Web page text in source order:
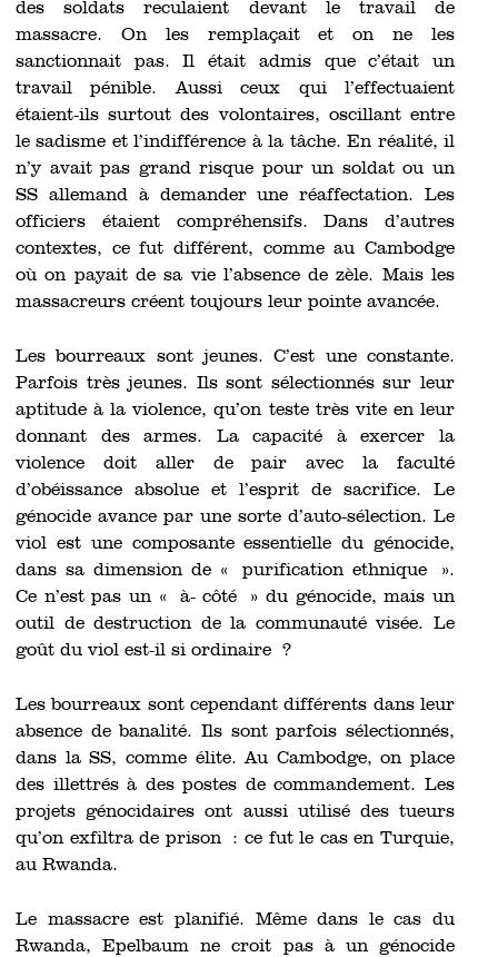
des soldats reculaient devant le travail de
massacre. On les remplaçait et on ne les
sanctionnait pas. Il était admis que c’était un
travail pénible. Aussi ceux qui l’effectuaient
étaient-ils surtout des volontaires, oscillant entre
le sadisme et l’indifférence à la tâche. En réalité, il
n’y avait pas grand risque pour un soldat ou un
SS allemand à demander une réaffectation. Les
officiers étaient compréhensifs. Dans d’autres
contextes, ce fut différent, comme au Cambodge
où on payait de sa vie l’absence de zèle. Mais les
massacreurs créent toujours leur pointe avancée.
Les bourreaux sont jeunes. C’est une constante.
Parfois très jeunes. Ils sont sélectionnés sur leur
aptitude à la violence, qu’on teste très vite en leur
donnant des armes. La capacité à exercer la
violence doit aller de pair avec la faculté
d’obéissance absolue et l’esprit de sacrifice. Le
génocide avance par une sorte d’auto-sélection. Le
viol est une composante essentielle du génocide,
dans sa dimension de « purification ethnique ».
Ce n’est pas un « à- côté » du génocide, mais un
outil de destruction de la communauté visée. Le
goût du viol est-il si ordinaire ?
Les bourreaux sont cependant différents dans leur
absence de banalité. Ils sont parfois sélectionnés,
dans la SS, comme élite. Au Cambodge, on place
des illettrés à des postes de commandement. Les
projets génocidaires ont aussi utilisé des tueurs
qu’on exfiltra de prison : ce fut le cas en Turquie,
au Rwanda.
Le massacre est planifié. Même dans le cas du
Rwanda, Epelbaum ne croit pas à un génocide